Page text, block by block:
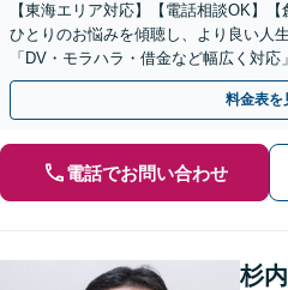
【東海エリア対応】【電話相談OK】
ひとりのお悩みを傾聴し、より良い人
「DV・モラハラ・借金など幅広く対
どちらも対応【初回相談無料】【法テ
料金表を
電話でお問い合わせ
杉